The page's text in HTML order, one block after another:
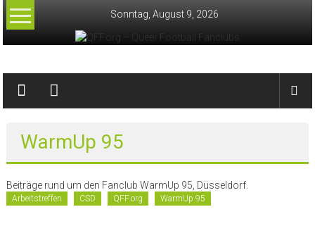
Zum
Inhalt
Sonntag, August 9, 2026
QFF.org
–
Football
Fanclubs
WarmUp 95
Beiträge rund um den Fanclub WarmUp 95, Düsseldorf.
Arbeitstreffen CSD QFF.org WarmUp 95